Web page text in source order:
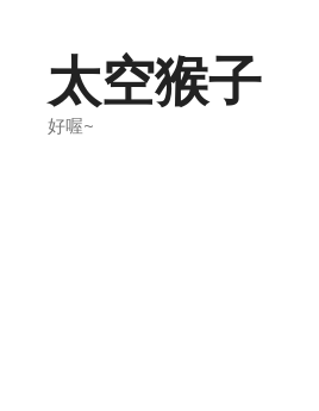
content太空猴子
好喔~